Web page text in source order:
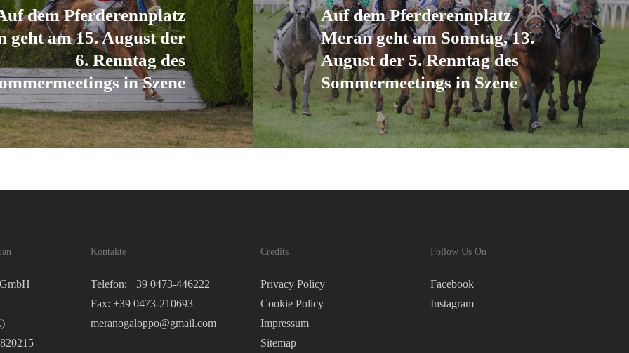
dem Pferderennplatz
geht am 15. August der
6. Renntag des
in Szene
Auf dem Pferderennplatz
Meran geht am Sonntag, 13.
August der 5. Renntag des
Sommermeetings in Szene
Kontakte
Telefon: +39 0473-446222
Fax: +39 0473-210693
meranogaloppo@gmail.com
Credits
Privacy Policy
Cookie Policy
Impressum
Sitemap
Follow Us On
Facebook
Instagram